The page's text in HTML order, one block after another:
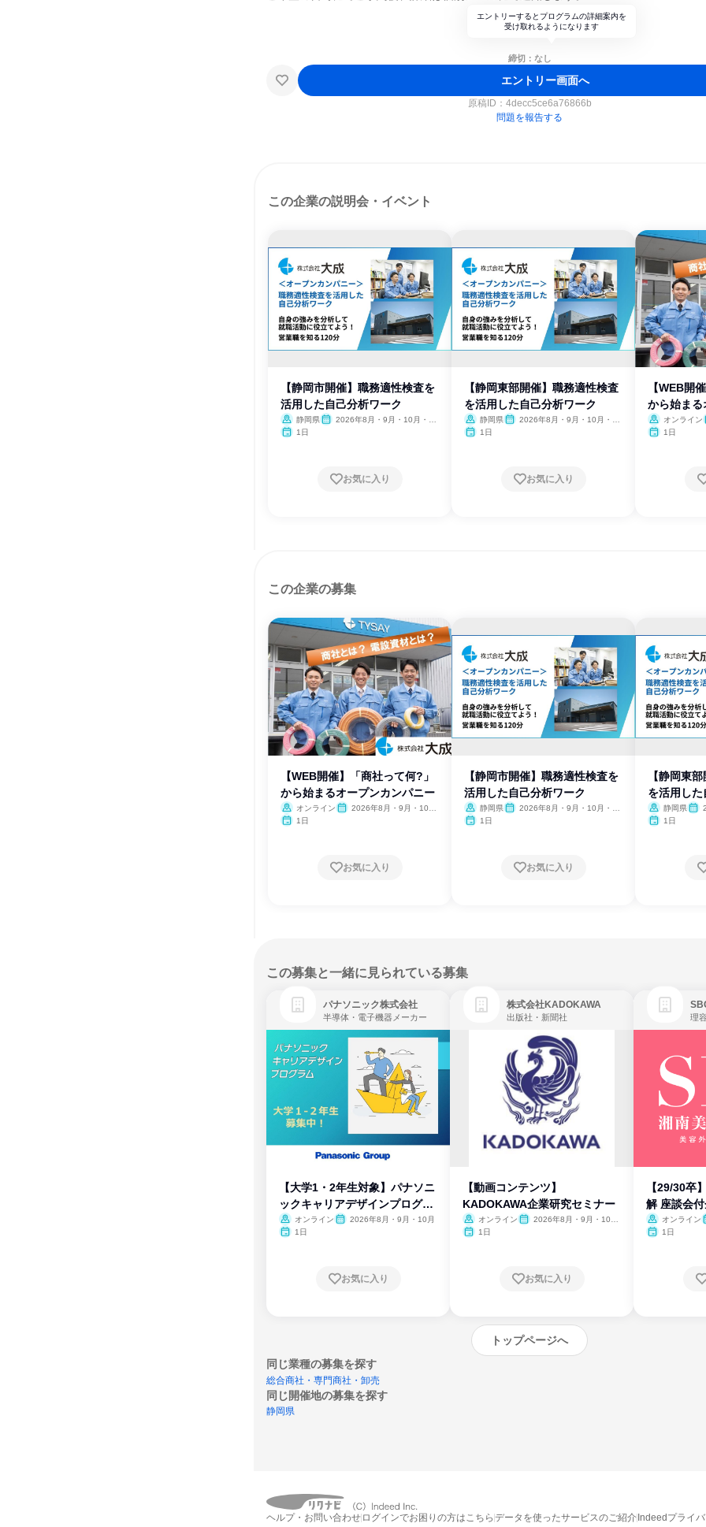
エントリーするとプログラムの詳細案内を
受け取れるようになります
締切：なし
エントリー画面へ
原稿ID： 4decc5ce6a76866b
問題を報告する
この企業の説明会・イベント
【静岡市開催】職務適性検査を
活用した自己分析ワーク
静岡県
2026年8月・9月・10月・11
1日
お気に入り
【静岡東部開催】職務適性検査
を活用した自己分析ワーク
静岡県
2026年8月・9月・10月・11
1日
お気に入り
【WEB開
から始まる
オンライン
1日
この企業の募集
【WEB開催】「商社って何?」
から始まるオープンカンパニー
オンライン
2026年8月・9月・10
1日
お気に入り
【静岡市開催】職務適性検査を
活用した自己分析ワーク
静岡県
2026年8月・9月・10月・11
1日
お気に入り
【静岡東
を活用し
静岡県
1日
この募集と一緒に見られている募集
パナソニック株式会社
半導体・電子機器メーカー
【大学1・2年生対象】パナソニ
ックキャリアデザインプログラ
ム
オンライン
2026年8月・9月・10月
1日
お気に入り
株式会社KADOKAWA
出版社・新聞社
【動画コンテンツ】
KADOKAWA企業研究セミナー
オンライン
2026年8月・9月・10
1日
お気に入り
【29/30卒
解 座談会
オンライン
1日
トップページへ
同じ業種の募集を探す
総合商社・専門商社・卸売
同じ開催地の募集を探す
静岡県
ヘルプ・お問い合わせ ログインでお困りの方はこちら データを使ったサービスのご紹介 Indeedプライ